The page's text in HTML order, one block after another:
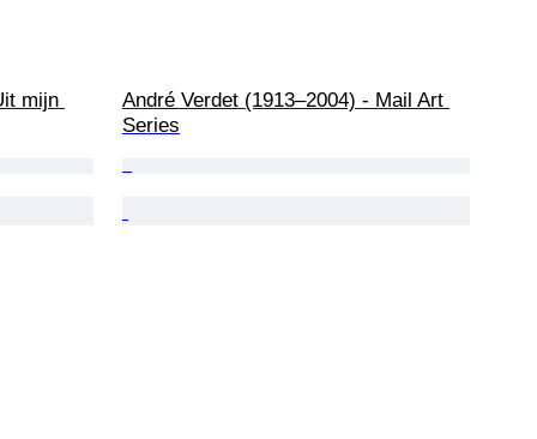
mijn
André Verdet (1913–2004) - Mail Art
Series